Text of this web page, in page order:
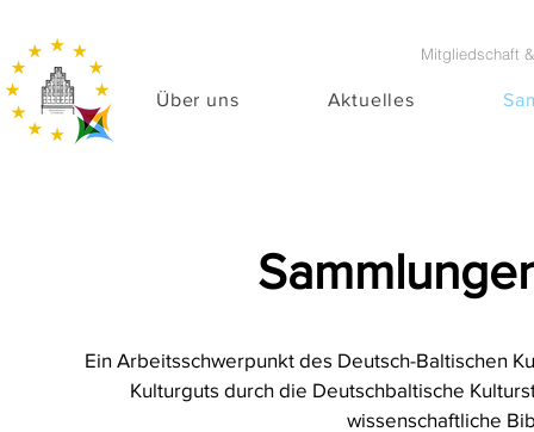
Über uns Aktuelles
Mitgliedschaft
Ein Arbeitsschwerpunkt des Deutsch-Baltischen
Kulturguts durch die Deutschbaltische
wissenschaftliche